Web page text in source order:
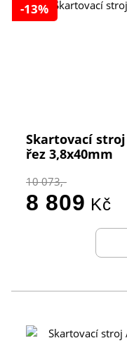
-13%
Skartovací stroj
řez 3,8x40mm
10 073,-
8 809 Kč